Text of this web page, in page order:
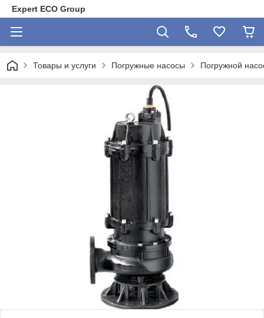
Expert ECO Group
Товары и услуги Погружные насосы Погружной